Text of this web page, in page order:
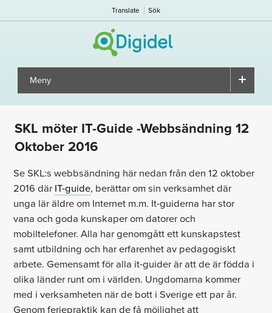
Translate Sök
Meny ▼
SKL möter IT-Guide -Webbsändning 12
Oktober 2016
Se SKL:s webbsändning här nedan från den 12 oktober
2016 där IT-guide, berättar om sin verksamhet där
unga lär äldre om Internet m.m. It-guiderna har stor
vana och goda kunskaper om datorer och
mobiltelefoner. Alla har genomgått ett kunskapstest
samt utbildning och har erfarenhet av pedagogiskt
arbete. Gemensamt för alla it-guider är att de är födda i
olika länder runt om i världen. Ungdomarna kommer
med i verksamheten när de bott i Sverige ett par år.
Genom feriepraktik kan de få möjlighet att